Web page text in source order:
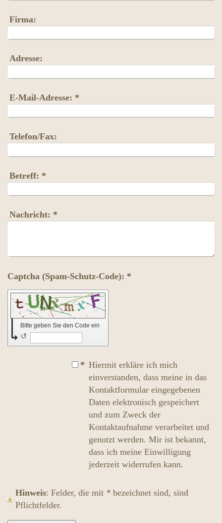
Firma:
Adresse:
E-Mail-Adresse: *
Telefon/Fax:
Betreff: *
Nachricht: *
Captcha (Spam-Schutz-Code): *
Bitte geben Sie den Code ein
↺
* Hiermit erkläre ich mich
einverstanden, dass meine in das
Kontaktformular eingegebenen
Daten elektronisch gespeichert
und zum Zweck der
Kontaktaufnahme verarbeitet und
genutzt werden. Mir ist bekannt,
dass ich meine Einwilligung
jederzeit widerrufen kann.
Hinweis : Felder, die mit * bezeichnet sind, sind
Pflichtfelder.